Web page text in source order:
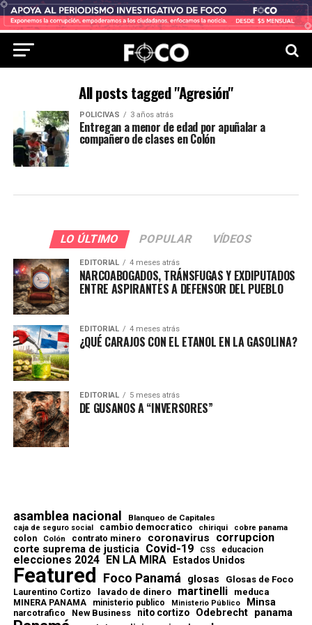
All posts tagged "Agresión"
POLICIVAS 3 años atrás
Entregan a menor de edad por apuñalar a
compañero de clases en Colón
LO ÚLTIMO POPULAR VÍDEOS
EDITORIAL 4 meses atrás
NARCOABOGADOS, TRÁNSFUGAS Y EXDIPUTADOS
ENTRE ASPIRANTES A DEFENSOR DEL PUEBLO
EDITORIAL 4 meses atrás
¿QUÉ CARAJOS CON EL ETANOL EN LA GASOLINA?
EDITORIAL 5 meses atrás
DE GUSANOS A “INVERSORES”
asamblea nacional Blanqueo de Capitales
caja de seguro social cambio democratico chiriqui cobre panama
colon Colón contrato minero coronavirus corrupcion
corte suprema de justicia Covid-19 CSS educacion
elecciones 2024 EN LA MIRA Estados Unidos
Featured Foco Panamá glosas Glosas de Foco
Laurentino Cortizo lavado de dinero martinelli meduca
MINERA PANAMA ministerio publico Ministerio Público Minsa
narcotrafico New Business nito cortizo Odebrecht panama